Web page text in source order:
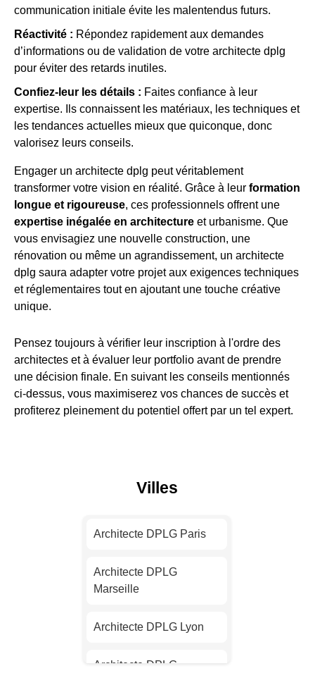
communication initiale évite les malentendus futurs.
Réactivité : Répondez rapidement aux demandes
d’informations ou de validation de votre architecte dplg
pour éviter des retards inutiles.
Confiez-leur les détails : Faites confiance à leur
expertise. Ils connaissent les matériaux, les techniques et
les tendances actuelles mieux que quiconque, donc
valorisez leurs conseils.
Engager un architecte dplg peut véritablement
transformer votre vision en réalité. Grâce à leur formation
longue et rigoureuse, ces professionnels offrent une
expertise inégalée en architecture et urbanisme. Que
vous envisagiez une nouvelle construction, une
rénovation ou même un agrandissement, un architecte
dplg saura adapter votre projet aux exigences techniques
et réglementaires tout en ajoutant une touche créative
unique.
Pensez toujours à vérifier leur inscription à l'ordre des
architectes et à évaluer leur portfolio avant de prendre
une décision finale. En suivant les conseils mentionnés
ci-dessus, vous maximiserez vos chances de succès et
profiterez pleinement du potentiel offert par un tel expert.
Villes
Architecte DPLG Paris
Architecte DPLG
Marseille
Architecte DPLG Lyon
Architecte DPLG